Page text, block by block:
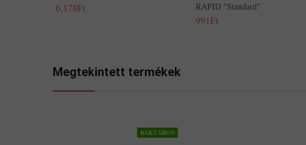
6,178Ft
RAPID "Standard"
991Ft
Megtekintett termékek
RAKTÁRON